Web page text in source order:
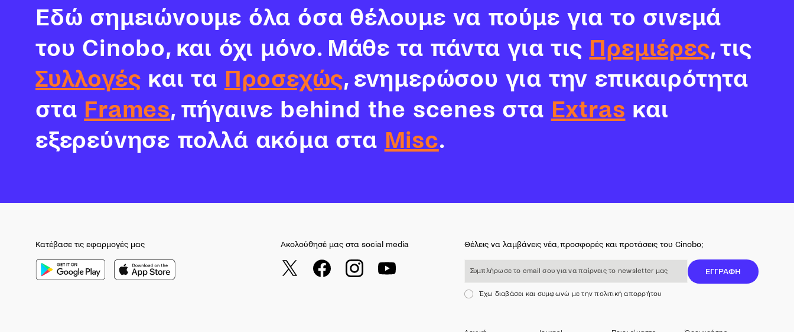
Εδώ σημειώνουμε όλα όσα θέλουμε να πούμε για το σινεμά
του Cinobo, και όχι μόνο. Μάθε τα πάντα για τις Πρεμιέρες, τις
Συλλογές και τα Προσεχώς, ενημερώσου για την επικαιρότητα
στα Frames, πήγαινε behind the scenes στα Extras και
εξερεύνησε πολλά ακόμα στα Misc.
Κατέβασε τις εφαρμογές μας Ακολούθησέ μας στα social media Θέλεις να λαμβάνεις νέα, προσφορές και προτάσεις του Cinobo;
ΕΓΓΡΑΦΗ
Έχω διαβάσει και συμφωνώ με την πολιτική απορρήτου